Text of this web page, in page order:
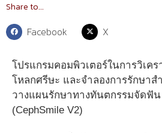
Share to...
Facebook X
โปรแกรมคอมพิวเตอร์ในการวิเค
โหลกศรีษะ และจำลองการรักษาส
วางแผนรักษาทางทันตกรรมจัดฟัน
(CephSmile V2)